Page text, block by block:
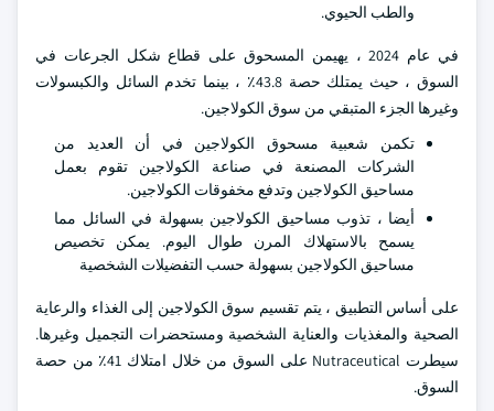
والطب الحيوي.
في عام 2024 ، يهيمن المسحوق على قطاع شكل الجرعات في
السوق ، حيث يمتلك حصة 43.8٪ ، بينما تخدم السائل والكبسولات
وغيرها الجزء المتبقي من سوق الكولاجين.
تكمن شعبية مسحوق الكولاجين في أن العديد من
الشركات المصنعة في صناعة الكولاجين تقوم بعمل
مساحيق الكولاجين وتدفع مخفوقات الكولاجين.
أيضا ، تذوب مساحيق الكولاجين بسهولة في السائل مما
يسمح بالاستهلاك المرن طوال اليوم. يمكن تخصيص
مساحيق الكولاجين بسهولة حسب التفضيلات الشخصية
على أساس التطبيق ، يتم تقسيم سوق الكولاجين إلى الغذاء والرعاية
الصحية والمغذيات والعناية الشخصية ومستحضرات التجميل وغيرها.
سيطرت Nutraceutical على السوق من خلال امتلاك 41٪ من حصة
السوق.